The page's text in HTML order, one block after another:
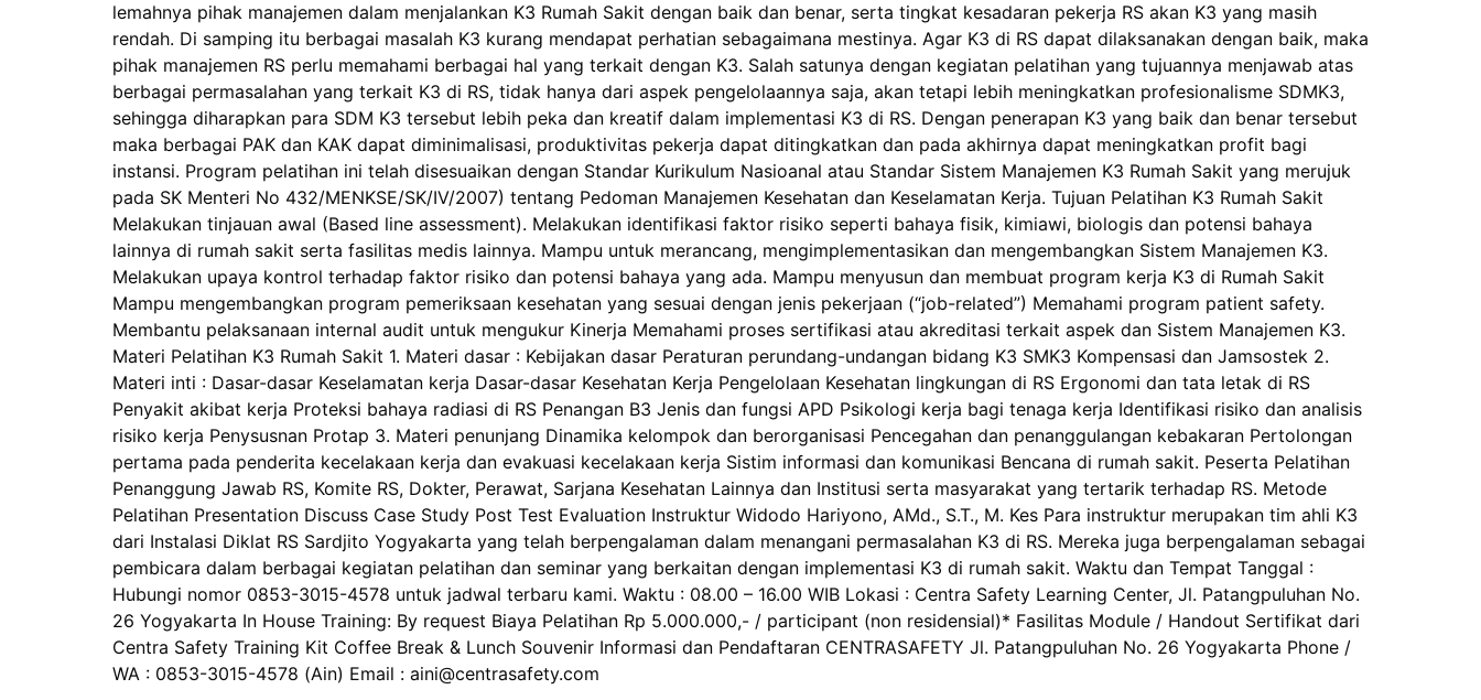
lemahnya pihak manajemen dalam menjalankan K3 Rumah Sakit dengan baik dan benar, serta tingkat kesadaran pekerja RS akan K3 yang masih
rendah. Di samping itu berbagai masalah K3 kurang mendapat perhatian sebagaimana mestinya. Agar K3 di RS dapat dilaksanakan dengan baik, maka
pihak manajemen RS perlu memahami berbagai hal yang terkait dengan K3. Salah satunya dengan kegiatan pelatihan yang tujuannya menjawab atas
berbagai permasalahan yang terkait K3 di RS, tidak hanya dari aspek pengelolaannya saja, akan tetapi lebih meningkatkan profesionalisme SDMK3,
sehingga diharapkan para SDM K3 tersebut lebih peka dan kreatif dalam implementasi K3 di RS. Dengan penerapan K3 yang baik dan benar tersebut
maka berbagai PAK dan KAK dapat diminimalisasi, produktivitas pekerja dapat ditingkatkan dan pada akhirnya dapat meningkatkan profit bagi
instansi. Program pelatihan ini telah disesuaikan dengan Standar Kurikulum Nasioanal atau Standar Sistem Manajemen K3 Rumah Sakit yang merujuk
pada SK Menteri No 432/MENKSE/SK/IV/2007) tentang Pedoman Manajemen Kesehatan dan Keselamatan Kerja. Tujuan Pelatihan K3 Rumah Sakit
Melakukan tinjauan awal (Based line assessment). Melakukan identifikasi faktor risiko seperti bahaya fisik, kimiawi, biologis dan potensi bahaya
lainnya di rumah sakit serta fasilitas medis lainnya. Mampu untuk merancang, mengimplementasikan dan mengembangkan Sistem Manajemen K3.
Melakukan upaya kontrol terhadap faktor risiko dan potensi bahaya yang ada. Mampu menyusun dan membuat program kerja K3 di Rumah Sakit
Mampu mengembangkan program pemeriksaan kesehatan yang sesuai dengan jenis pekerjaan (“job-related”) Memahami program patient safety.
Membantu pelaksanaan internal audit untuk mengukur Kinerja Memahami proses sertifikasi atau akreditasi terkait aspek dan Sistem Manajemen K3.
Materi Pelatihan K3 Rumah Sakit 1. Materi dasar : Kebijakan dasar Peraturan perundang-undangan bidang K3 SMK3 Kompensasi dan Jamsostek 2.
Materi inti : Dasar-dasar Keselamatan kerja Dasar-dasar Kesehatan Kerja Pengelolaan Kesehatan lingkungan di RS Ergonomi dan tata letak di RS
Penyakit akibat kerja Proteksi bahaya radiasi di RS Penangan B3 Jenis dan fungsi APD Psikologi kerja bagi tenaga kerja Identifikasi risiko dan analisis
risiko kerja Penysusnan Protap 3. Materi penunjang Dinamika kelompok dan berorganisasi Pencegahan dan penanggulangan kebakaran Pertolongan
pertama pada penderita kecelakaan kerja dan evakuasi kecelakaan kerja Sistim informasi dan komunikasi Bencana di rumah sakit. Peserta Pelatihan
Penanggung Jawab RS, Komite RS, Dokter, Perawat, Sarjana Kesehatan Lainnya dan Institusi serta masyarakat yang tertarik terhadap RS. Metode
Pelatihan Presentation Discuss Case Study Post Test Evaluation Instruktur Widodo Hariyono, AMd., S.T., M. Kes Para instruktur merupakan tim ahli K3
dari Instalasi Diklat RS Sardjito Yogyakarta yang telah berpengalaman dalam menangani permasalahan K3 di RS. Mereka juga berpengalaman sebagai
pembicara dalam berbagai kegiatan pelatihan dan seminar yang berkaitan dengan implementasi K3 di rumah sakit. Waktu dan Tempat Tanggal :
Hubungi nomor 0853-3015-4578 untuk jadwal terbaru kami. Waktu : 08.00 – 16.00 WIB Lokasi : Centra Safety Learning Center, Jl. Patangpuluhan No.
26 Yogyakarta In House Training: By request Biaya Pelatihan Rp 5.000.000,- / participant (non residensial)* Fasilitas Module / Handout Sertifikat dari
Centra Safety Training Kit Coffee Break & Lunch Souvenir Informasi dan Pendaftaran CENTRASAFETY Jl. Patangpuluhan No. 26 Yogyakarta Phone /
WA : 0853-3015-4578 (Ain) Email : aini@centrasafety.com